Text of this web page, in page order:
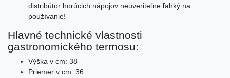
distribútor horúcich nápojov neuveriteľne ľahký na
používanie!
Hlavné technické vlastnosti
gastronomického termosu:
Výška v cm: 38
Priemer v cm: 36